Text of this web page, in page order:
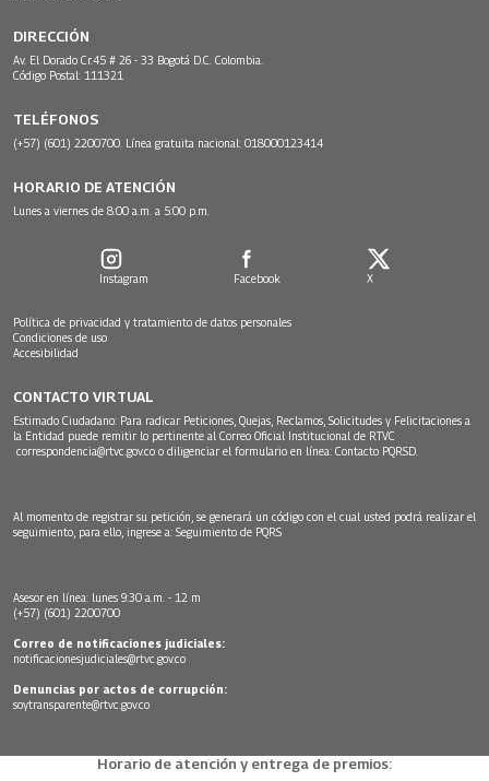
DIRECCIÓN
Av. El Dorado Cr.45 # 26 - 33 Bogotá D.C. Colombia.
Código Postal: 111321
TELÉFONOS
(+57) (601) 2200700. Línea gratuita nacional: 018000123414
HORARIO DE ATENCIÓN
Lunes a viernes de 8:00 a.m. a 5:00 p.m.
Instagram Facebook X
Política de privacidad y tratamiento de datos personales
Condiciones de uso
Accesibilidad
CONTACTO VIRTUAL
Estimado Ciudadano: Para radicar Peticiones, Quejas, Reclamos, Solicitudes y Felicitaciones a
la Entidad puede remitir lo pertinente al Correo Oficial Institucional de RTVC
correspondencia@rtvc.gov.co o diligenciar el formulario en línea: Contacto PQRSD.
Al momento de registrar su petición, se generará un código con el cual usted podrá realizar el
seguimiento, para ello, ingrese a: Seguimiento de PQRS
Asesor en línea: lunes 9:30 a.m. - 12 m
(+57) (601) 2200700
Correo de notificaciones judiciales:
notificacionesjudiciales@rtvc.gov.co
Denuncias por actos de corrupción:
soytransparente@rtvc.gov.co
Horario de atención y entrega de premios: